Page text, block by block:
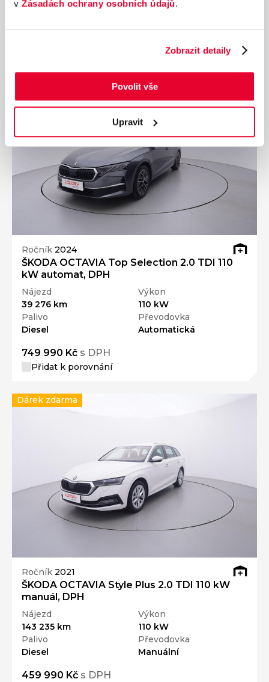
v Zásadách ochrany osobních údajů.
Zobrazit detaily
Povolit vše
Upravit
Diesel
Automatická
361 990 Kčs DPH
Ročník 2024
ŠKODA OCTAVIA Top Selection 2.0 TDI 110
kW automat, DPH
Nájezd
39 276 km
Výkon
110 kW
Palivo
Diesel
Převodovka
Automatická
749 990 Kč s DPH
Přidat k porovnání
Ročník 2021
ŠKODA OCTAVIA Style Plus 2.0 TDI 110 kW
manuál, DPH
Nájezd
143 235 km
Výkon
110 kW
Palivo
Diesel
Převodovka
Manuální
459 990 Kč s DPH
Dárek zdarma